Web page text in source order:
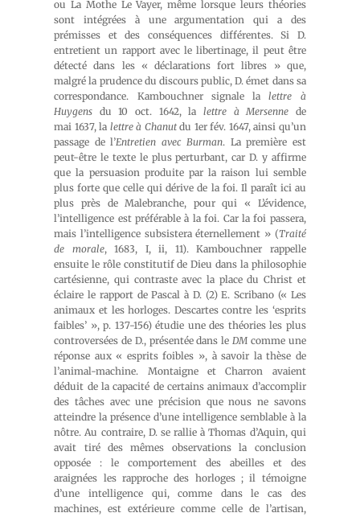
ou La Mothe Le Vayer, même lorsque leurs théories
sont intégrées à une argumentation qui a des
prémisses et des conséquences différentes. Si D.
entretient un rapport avec le libertinage, il peut être
détecté dans les « déclarations fort libres » que,
malgré la prudence du discours public, D. émet dans sa
correspondance. Kambouchner signale lalettre à
Huygens du 10 oct. 1642, la lettre à Mersenne de
mai 1637, la lettre à Chanutdu 1er fév. 1647, ainsi qu’un
passage de l’Entretien avec Burman. La première est
peut-être le texte le plus perturbant, car D. y affirme
que la persuasion produite par la raison lui semble
plus forte que celle qui dérive de la foi. Il paraît ici au
plus près de Malebranche, pour qui « L’évidence,
l’intelligence est préférable à la foi. Car la foi passera,
mais l’intelligence subsistera éternellement » (Traité
de morale, 1683, I, ii, 11). Kambouchner rappelle
ensuite le rôle constitutif de Dieu dans la philosophie
cartésienne, qui contraste avec la place du Christ et
éclaire le rapport de Pascal à D. (2) E. Scribano (« Les
animaux et les horloges. Descartes contre les ‘esprits
faibles’ », p. 137-156) étudie une des théories les plus
controversées de D., présentée dans leDM comme une
réponse aux « esprits foibles », à savoir la thèse de
l’animal-machine. Montaigne et Charron avaient
déduit de la capacité de certains animaux d’accomplir
des tâches avec une précision que nous ne savons
atteindre la présence d’une intelligence semblable à la
nôtre. Au contraire, D. se rallie à Thomas d’Aquin, qui
avait tiré des mêmes observations la conclusion
opposée : le comportement des abeilles et des
araignées les rapproche des horloges ; il témoigne
d’une intelligence qui, comme dans le cas des
machines, est extérieure comme celle de l’artisan,